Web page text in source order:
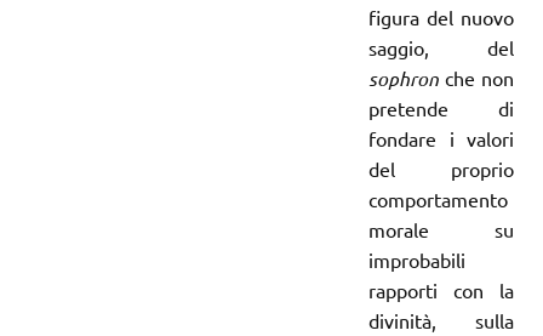
figura del nuovo
saggio, del
sophron che non
pretende di
fondare i valori
del proprio
comportamento
morale su
improbabili
rapporti con la
divinità, sulla